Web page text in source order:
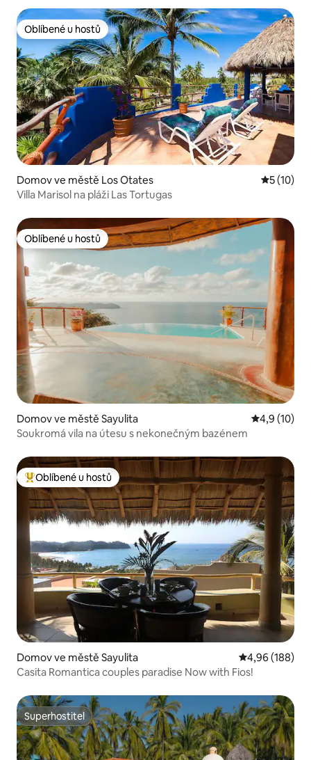
Oblíbené u hostů
Oblíbené u hostů
Domov ve městě Los Otates Průměrné
5 (10)
Villa Marisol na pláži Las Tortugas
Oblíbené u hostů
Oblíbené u hostů
Domov ve městě Sayulita Průměrné
4,9 (10)
Soukromá vila na útesu s nekonečným bazénem
Nejlepší v kategorii Oblíbené u hostů
Oblíbené u hostů
Domov ve městě Sayulita Průměrné
4,96 (188)
Casita Romantica couples paradise Now with Fios!
Superhostitel
Superhostitel